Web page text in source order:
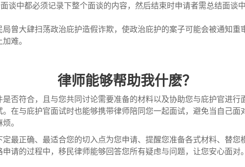
谈中都必须记录下整个面谈的内容，然后结束时申请者需总结面谈
曾大肆扫荡政治庇护造假诈欺，使政治庇护的案子可能会被通知重
难。
律师能够帮助我什麽？
否符合，且与您共同讨论需要准备的材料以及协助您与庇护官进行
在与庇护官面试时也能够携带律师陪同您一起面试，避免当自己
。
最正确、最适合您的切入点为您申请、提醒您准备各式材料、替
请的过程中，移民律师能够回答您所有疑虑与问题，让您安心面对。